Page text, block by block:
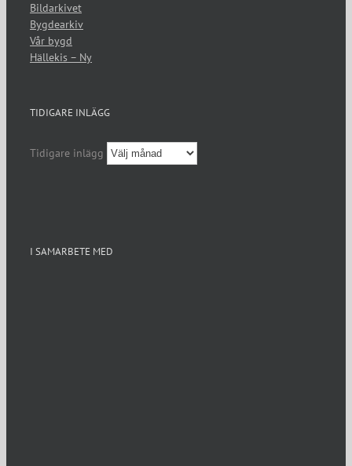
Bildarkivet
Bygdearkiv
Vår bygd
Hällekis – Ny
TIDIGARE INLÄGG
Tidigare inlägg
I SAMARBETE MED